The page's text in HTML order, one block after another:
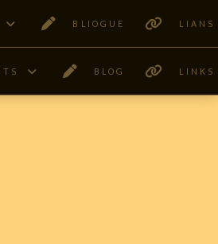
BLIOGUE LIANS
BLOG LINKS